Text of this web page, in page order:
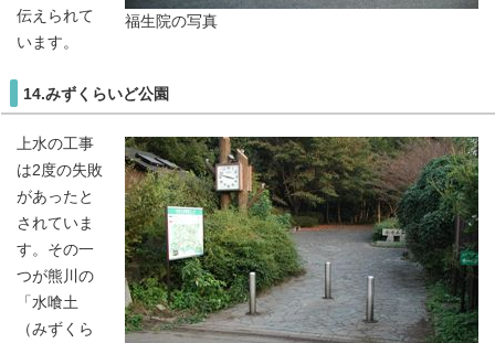
福生院の写真
伝えられて
います。
14.みずくらいど公園
上水の工事
は2度の失敗
があったと
されていま
す。その一
つが熊川の
「水喰土
（みずくら